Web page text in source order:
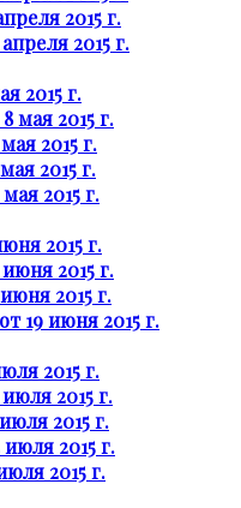
2015 г.
2015 г.
2015 г.
мая 2015 г.
2015 г.
2015 г.
2015 г.
2015 г.
2015 г.
2015 г.
19 июня 2015 г.
2015 г.
2015 г.
2015 г.
2015 г.
2015 г.